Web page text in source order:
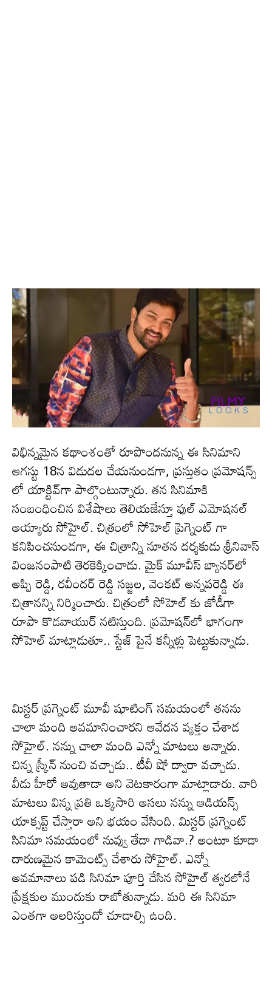
విభిన్నమైన కథాంశంతో రూపొంద‌నున్న‌ ఈ సినిమాని
ఆగస్టు 18న విడుదల చేయ‌నుండ‌గా, ప్ర‌స్తుతం ప్రమోషన్స్
లో యాక్టివ్‌గా పాల్గొంటున్నారు. త‌న సినిమాకి
సంబంధించిన విశేషాలు తెలియ‌జేస్తూ ఫుల్ ఎమోష‌న‌ల్
అయ్యారు సోహైల్. చిత్రంలో సోహెల్ ప్రెగ్నెంట్‌ గా
కనిపించనుండ‌గా, ఈ చిత్రాన్ని నూతన దర్శకుడు శ్రీనివాస్
వింజనంపాటి తెర‌కెక్కించాడు. మైక్ మూవీస్ బ్యానర్‌లో
అప్పి రెడ్డి, రవీందర్ రెడ్డి సజ్జల, వెంకట్ అన్నపరెడ్డి ఈ
చిత్రాన‌న్ని నిర్మించారు. చిత్రంలో సోహెల్ కు జోడీగా
రూపా కొడవాయుర్ నటిస్తుంది. ప్ర‌మోష‌న్‌లో భాగంగా
సోహెల్ మాట్లాడుతూ.. స్టేజ్ పైనే కన్నీళ్లు పెట్టుకున్నాడు.
మిస్టర్ ప్రగ్నెంట్ మూవీ షూటింగ్ సమయంలో త‌న‌ను
చాలా మంది అవమానించారని ఆవేదన వ్యక్తం చేశాడ
సోహైల్‌. నన్ను చాలా మంది ఎన్నో మాట‌లు అన్నారు.
చిన్న స్క్రీన్ నుంచి వచ్చాడు.. టీవీ షో ద్వారా వచ్చాడు.
వీడు హీరో అవుతాడా అని వెట‌కారంగా మాట్లాడారు. వారి
మాట‌లు విన్న ప్ర‌తి ఒక్క‌సారి అస‌లు నన్ను ఆడియన్స్
యాక్సప్ట్ చేస్తారా అని భయం వేసింది. మిస్టర్ ప్రగ్నెంట్
సినిమా సమయంలో నువ్వు తేడా గాడివా.? అంటూ కూడా
దారుణ‌మైన కామెంట్స్ చేశారు సోహైల్. ఎన్నో
అవ‌మానాలు ప‌డి సినిమా పూర్తి చేసిన సోహైల్ త్వ‌ర‌లోనే
ప్రేక్ష‌కుల ముందుకు రాబోతున్నాడు. మ‌రి ఈ సినిమా
ఎంత‌గా అల‌రిస్తుందో చూడాల్సి ఉంది.